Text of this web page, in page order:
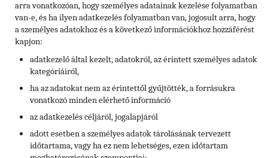
arra vonatkozóan, hogy személyes adatainak kezelése folyamatban
van-e, és ha ilyen adatkezelés folyamatban van, jogosult arra, hogy
a személyes adatokhoz és a következő információkhoz hozzáférést
kapjon:
adatkezelő által kezelt, adatokról, az érintett személyes adatok
kategóriáiról,
ha az adatokat nem az érintettől gyűjtötték, a forrásukra
vonatkozó minden elérhető információ
az adatkezelés céljáról, jogalapjáról
adott esetben a személyes adatok tárolásának tervezett
időtartama, vagy ha ez nem lehetséges, ezen időtartam